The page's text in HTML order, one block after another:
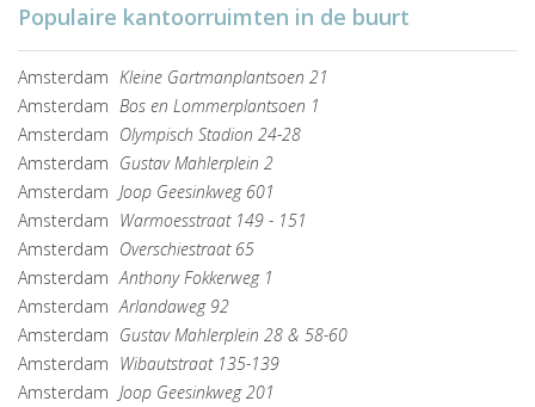
Populaire kantoorruimten in de buurt
Amsterdam Kleine Gartmanplantsoen 21
Amsterdam Bos en Lommerplantsoen 1
Amsterdam Olympisch Stadion 24-28
Amsterdam Gustav Mahlerplein 2
Amsterdam Joop Geesinkweg 601
Amsterdam Warmoesstraat 149 - 151
Amsterdam Overschiestraat 65
Amsterdam Anthony Fokkerweg 1
Amsterdam Arlandaweg 92
Amsterdam Gustav Mahlerplein 28 & 58-60
Amsterdam Wibautstraat 135-139
Amsterdam Joop Geesinkweg 201